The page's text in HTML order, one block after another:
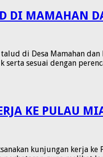
DI MAMAHAN
di Desa Mamahan dan
sesuai dengan
KE PULAU
kunjungan kerja